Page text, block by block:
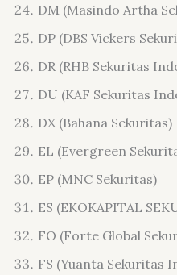
DM (Masindo Artha
DP (DBS Vickers
DR (RHB Sekuritas
DU (KAF Sekuritas
DX (Bahana Sekuritas)
EL (Evergreen
EP (MNC Sekuritas)
ES (EKOKAPITAL
FO (Forte Global
FS (Yuanta Sekuritas